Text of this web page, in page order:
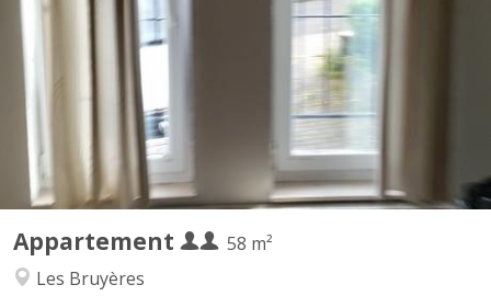
Appartement
58 m²
Les Bruyères
Appartement tout confort aux Bruyères composé de : - Grande
chambre séparée et une autre pièce/bureau ou ch. avec meubles
à disposition. - Salon et Sam meublés, - WC séparé avec lave-
mains, tablette et miroir - Cuisine équipée avec grand four
électrique, 4 taques électrique Indiction, frigo,...